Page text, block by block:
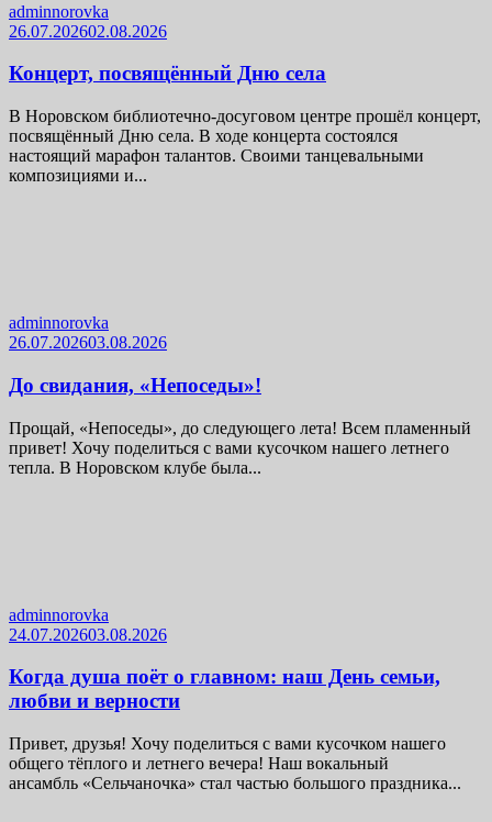
adminnorovka
26.07.202602.08.2026
Концерт, посвящённый Дню села
В Норовском библиотечно-досуговом центре прошёл концерт,
посвящённый Дню села. В ходе концерта состоялся
настоящий марафон талантов. Своими танцевальными
композициями и...
adminnorovka
26.07.202603.08.2026
До свидания, «Непоседы»!
Прощай, «Непоседы», до следующего лета! Всем пламенный
привет! Хочу поделиться с вами кусочком нашего летнего
тепла. В Норовском клубе была...
adminnorovka
24.07.202603.08.2026
Когда душа поёт о главном: наш День семьи,
любви и верности
Привет, друзья! Хочу поделиться с вами кусочком нашего
общего тёплого и летнего вечера! Наш вокальный
ансамбль «Сельчаночка» стал частью большого праздника...